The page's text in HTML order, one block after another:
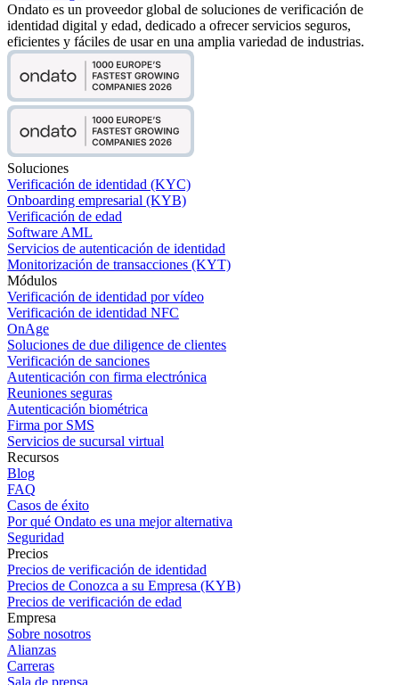
Ondato es un proveedor global de soluciones de verificación de
identidad digital y edad, dedicado a ofrecer servicios seguros,
eficientes y fáciles de usar en una amplia variedad de industrias.
Soluciones
Verificación de identidad (KYC)
Onboarding empresarial (KYB)
Verificación de edad
Software AML
Servicios de autenticación de identidad
Monitorización de transacciones (KYT)
Módulos
Verificación de identidad por vídeo
Verificación de identidad NFC
OnAge
Soluciones de due diligence de clientes
Verificación de sanciones
Autenticación con firma electrónica
Reuniones seguras
Autenticación biométrica
Firma por SMS
Servicios de sucursal virtual
Recursos
Blog
FAQ
Casos de éxito
Por qué Ondato es una mejor alternativa
Seguridad
Precios
Precios de verificación de identidad
Precios de Conozca a su Empresa (KYB)
Precios de verificación de edad
Empresa
Sobre nosotros
Alianzas
Carreras
Sala de prensa